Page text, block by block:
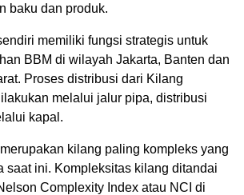
baku dan produk.
memiliki fungsi strategis untuk
BBM di wilayah Jakarta, Banten dan
Proses distribusi dari Kilang
melalui jalur pipa, distribusi
kapal.
kilang paling kompleks yang
saat ini. Kompleksitas kilang ditandai
Complexity Index atau NCI di